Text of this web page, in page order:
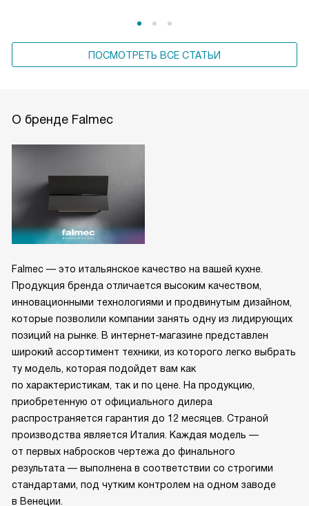
ПОСМОТРЕТЬ ВСЕ СТАТЬИ
О бренде Falmec
Falmec — это итальянское качество на вашей кухне.
Продукция бренда отличается высоким качеством,
инновационными технологиями и продвинутым дизайном,
которые позволили компании занять одну из лидирующих
позиций на рынке. В интернет-магазине представлен
широкий ассортимент техники, из которого легко выбрать
ту модель, которая подойдет вам как
по характеристикам, так и по цене. На продукцию,
приобретенную от официального дилера
распространяется гарантия до 12 месяцев. Страной
производства является Италия. Каждая модель —
от первых набросков чертежа до финального
результата — выполнена в соответствии со строгими
стандартами, под чутким контролем на одном заводе
в Венеции.